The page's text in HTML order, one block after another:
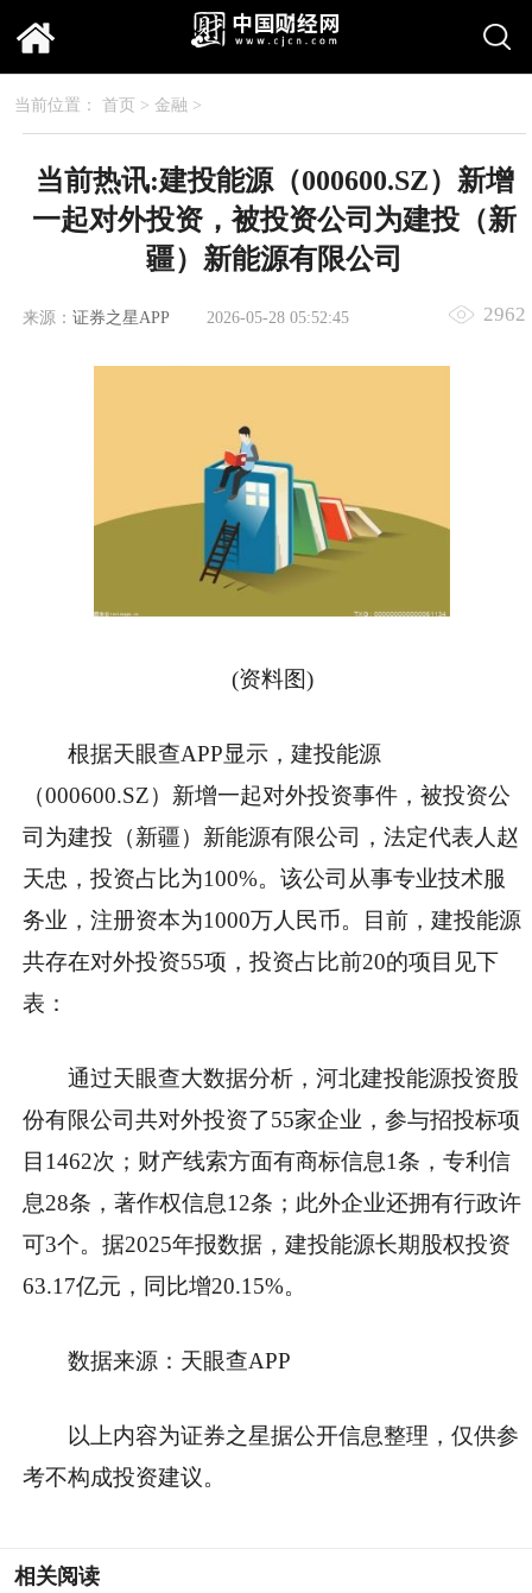
当前位置： 首页 > 金融 >
当前热讯:建投能源（000600.SZ）新增
一起对外投资，被投资公司为建投（新
疆）新能源有限公司
来源： 证券之星APP 2026-05-28 05:52:45 2962
(资料图)
根据天眼查APP显示，建投能源
（000600.SZ）新增一起对外投资事件，被投资公
司为建投（新疆）新能源有限公司，法定代表人赵
天忠，投资占比为100%。该公司从事专业技术服
务业，注册资本为1000万人民币。目前，建投能源
共存在对外投资55项，投资占比前20的项目见下
表：
通过天眼查大数据分析，河北建投能源投资股
份有限公司共对外投资了55家企业，参与招投标项
目1462次；财产线索方面有商标信息1条，专利信
息28条，著作权信息12条；此外企业还拥有行政许
可3个。据2025年报数据，建投能源长期股权投资
63.17亿元，同比增20.15%。
数据来源：天眼查APP
以上内容为证券之星据公开信息整理，仅供参
考不构成投资建议。
相关阅读